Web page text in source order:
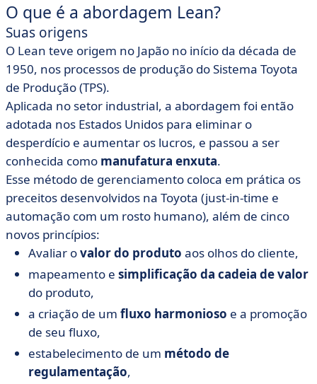
O que é a abordagem Lean?
Suas origens
O Lean teve origem no Japão no início da década de
1950, nos processos de produção do Sistema Toyota
de Produção (TPS).
Aplicada no setor industrial, a abordagem foi então
adotada nos Estados Unidos para eliminar o
desperdício e aumentar os lucros, e passou a ser
conhecida como manufatura enxuta.
Esse método de gerenciamento coloca em prática os
preceitos desenvolvidos na Toyota (just-in-time e
automação com um rosto humano), além de cinco
novos princípios:
Avaliar ovalor do produto aos olhos do cliente,
mapeamento e simplificação da cadeia de valor
do produto,
a criação de um fluxo harmonioso e a promoção
de seu fluxo,
estabelecimento de um método de
regulamentação,